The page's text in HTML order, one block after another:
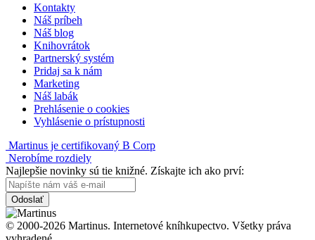
Kontakty
Náš príbeh
Náš blog
Knihovrátok
Partnerský systém
Pridaj sa k nám
Marketing
Náš labák
Prehlásenie o cookies
Vyhlásenie o prístupnosti
Martinus je certifikovaný B Corp
Nerobíme rozdiely
Najlepšie novinky sú tie knižné. Získajte ich ako prví:
Odoslať
© 2000-2026 Martinus. Internetové kníhkupectvo. Všetky práva